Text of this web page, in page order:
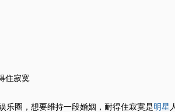
住寂寞
圈，想要维持一段婚姻，耐得住寂寞是明星